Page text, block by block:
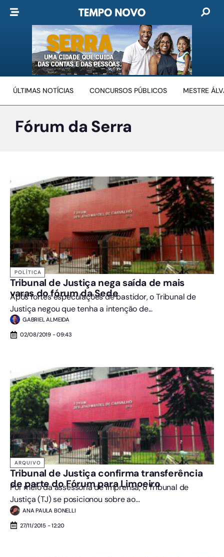
ÚLTIMAS NOTÍCIAS CONCURSOS PÚBLICOS MESTRE
Fórum da Serra
POLÍTICA
Tribunal de Justiça nega saída de mais
varas do fórum da Sede
Após fortes especulações de bastidor, o Tribunal de
Justiça negou que tenha a intenção de...
GABRIEL ALMEIDA
02/08/2019 - 09:43
ARQUIVO
Tribunal de Justiça confirma transferência
de parte do Fórum para Limoeiro
Por meio da assessoria de imprensa, o Tribunal de
Justiça (TJ) se posicionou sobre ao...
ANA PAULA BONELLI
27/11/2015 - 12:20